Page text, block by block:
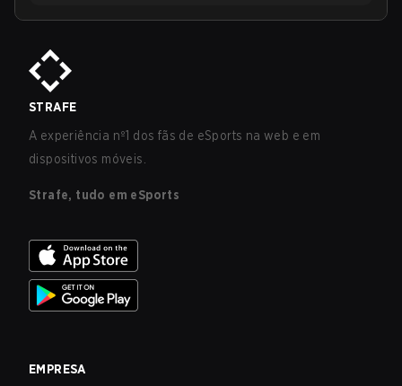
STRAFE
A experiência nº1 dos fãs de eSports na web e em
dispositivos móveis.
Strafe, tudo em eSports
EMPRESA